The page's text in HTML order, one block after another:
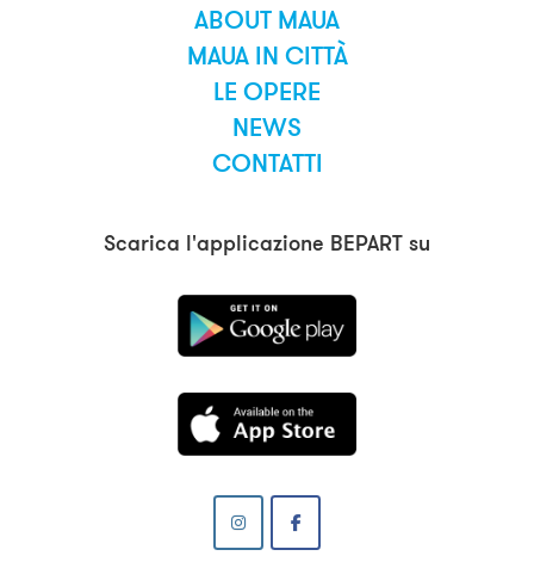
ABOUT MAUA
MAUA IN CITTÀ
LE OPERE
NEWS
CONTATTI
Scarica l'applicazione BEPART su